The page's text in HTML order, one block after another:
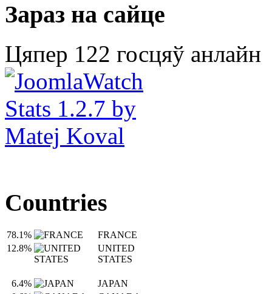
Зараз на сайце
Цяпер 122 госцяў анлайн
Countries
78.1%
FRANCE
12.8%
UNITED
STATES
6.4%
JAPAN